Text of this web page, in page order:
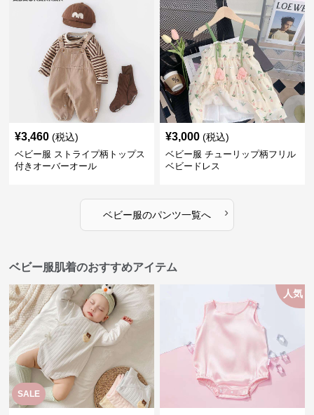
¥3,460 (税込)
ベビー服 ストライプ柄トップス
付きオーバーオール
¥3,000 (税込)
ベビー服 チューリップ柄フリル
ベビードレス
ベビー服のパンツ一覧へ ›
ベビー服肌着のおすすめアイテム
SALE
人気